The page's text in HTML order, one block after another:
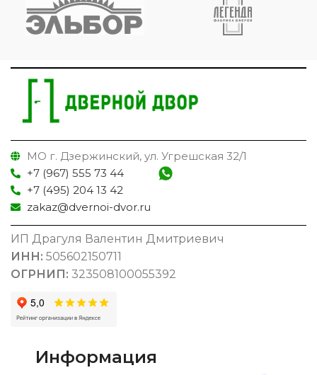
МО г. Дзержинский, ул. Угрешская 32/1
+7 (967) 555 73 44
+7 (495) 204 13 42
zakaz@dvernoi-dvor.ru
ИП Драгуля Валентин Дмитриевич
ИНН: 505602150711
ОГРНИП: 323508100055392
Информация